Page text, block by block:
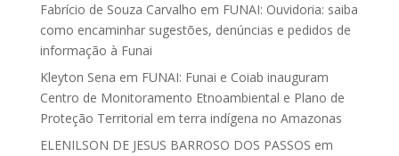
Fabrício de Souza Carvalho em FUNAI: Ouvidoria: saiba
como encaminhar sugestões, denúncias e pedidos de
informação à Funai
Kleyton Sena em FUNAI: Funai e Coiab inauguram
Centro de Monitoramento Etnoambiental e Plano de
Proteção Territorial em terra indígena no Amazonas
ELENILSON DE JESUS BARROSO DOS PASSOS em